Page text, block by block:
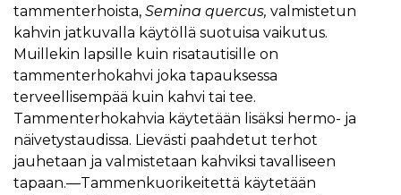
tammenterhoista, Semina quercus, valmistetun
kahvin jatkuvalla käytöllä suotuisa vaikutus.
Muillekin lapsille kuin risatautisille on
tammenterhokahvi joka tapauksessa
terveellisempää kuin kahvi tai tee.
Tammenterhokahvia käytetään lisäksi hermo- ja
näivetystaudissa. Lievästi paahdetut terhot
jauhetaan ja valmistetaan kahviksi tavalliseen
tapaan.—Tammenkuorikeitettä käytetään